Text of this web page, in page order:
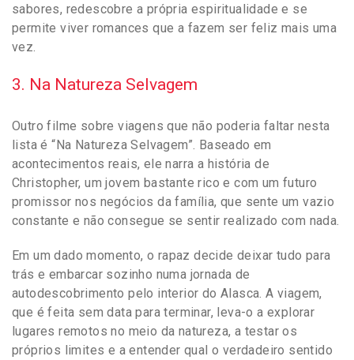
sabores, redescobre a própria espiritualidade e se
permite viver romances que a fazem ser feliz mais uma
vez.
3. Na Natureza Selvagem
Outro filme sobre viagens que não poderia faltar nesta
lista é “Na Natureza Selvagem”. Baseado em
acontecimentos reais, ele narra a história de
Christopher, um jovem bastante rico e com um futuro
promissor nos negócios da família, que sente um vazio
constante e não consegue se sentir realizado com nada.
Em um dado momento, o rapaz decide deixar tudo para
trás e embarcar sozinho numa jornada de
autodescobrimento pelo interior do Alasca. A viagem,
que é feita sem data para terminar, leva-o a explorar
lugares remotos no meio da natureza, a testar os
próprios limites e a entender qual o verdadeiro sentido